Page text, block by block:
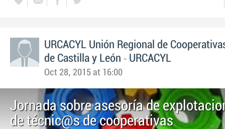
URCACYL Unión Regional de
de Castilla y León - URCACYL
Oct 28, 2015 at 16:00
Jornada sobre asesoría de
de técnic@s de cooperativas